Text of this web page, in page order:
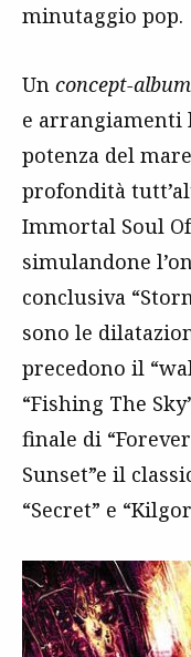
minutaggio pop.
Un concept-album
e
potenza del
profondità
Immortal Soul
simulandone
conclusiva
sono le
precedono il
“Fishing The
finale di
Sunset”e il
“Secret” e